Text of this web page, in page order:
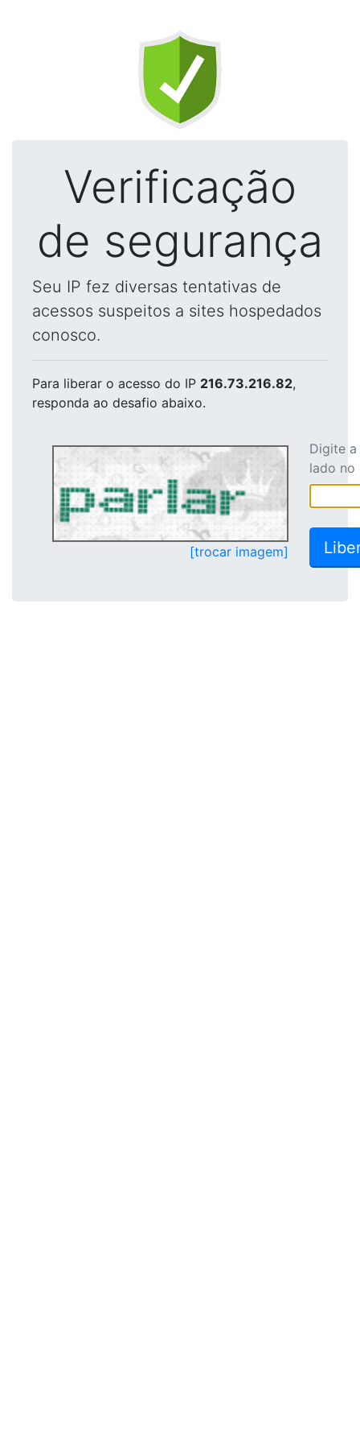
Verificação
de segurança
Seu IP fez diversas tentativas de
acessos suspeitos a sites hospedados
conosco.
Para liberar o acesso do IP 216.73.216.82,
responda ao desafio abaixo.
[trocar imagem]
Digite
lado no